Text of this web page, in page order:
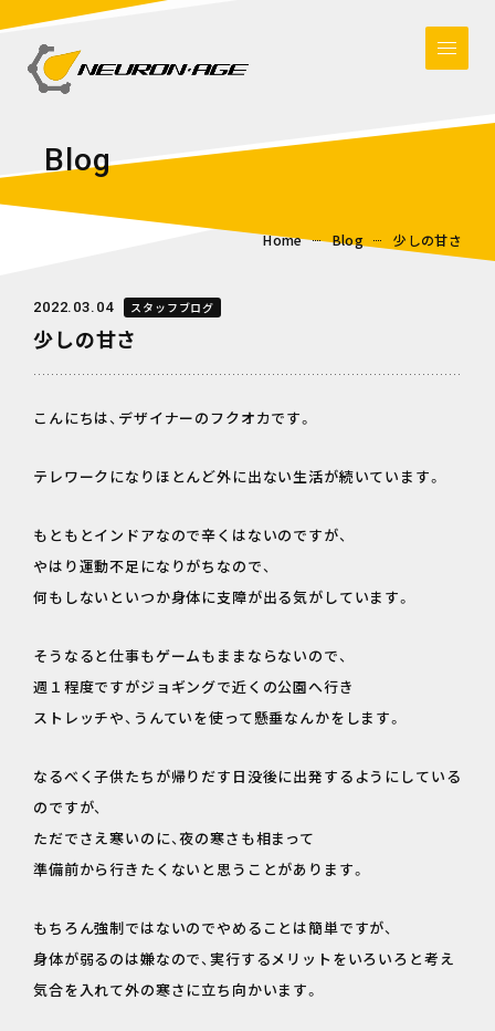
Blog
Home Blog 少しの甘さ
2022.03.04 スタッフブログ
少しの甘さ
こんにちは、デザイナーのフクオカです。
テレワークになりほとんど外に出ない生活が続いています。
もともとインドアなので辛くはないのですが、
やはり運動不足になりがちなので、
何もしないといつか身体に支障が出る気がしています。
そうなると仕事もゲームもままならないので、
週１程度ですがジョギングで近くの公園へ行き
ストレッチや、うんていを使って懸垂なんかをします。
なるべく子供たちが帰りだす日没後に出発するようにしている
のですが、
ただでさえ寒いのに、夜の寒さも相まって
準備前から行きたくないと思うことがあります。
もちろん強制ではないのでやめることは簡単ですが、
身体が弱るのは嫌なので、実行するメリットをいろいろと考え
気合を入れて外の寒さに立ち向かいます。